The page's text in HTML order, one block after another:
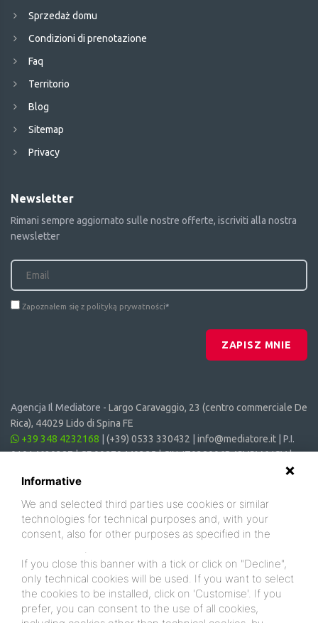
Sprzedaż domu
Condizioni di prenotazione
Faq
Territorio
Blog
Sitemap
Privacy
Newsletter
Rimani sempre aggiornato sulle nostre offerte, iscriviti alla nostra
newsletter
Zapoznałem się z polityką prywatności*
ZAPISZ MNIE
Agencja Il Mediatore - Largo Caravaggio, 23 (centro commerciale De
Rica), 44029 Lido di Spina FE
+39 348 4232168
(+39) 0533 330432 info@mediatore.it | P.I.
01014620387 | CF 00870440385 | CIN: IT038006B4SVSM6JCV |
Informative
We and selected third parties use cookies or similar
technologies for technical purposes and, with your
consent, also for other purposes as specified in the
.
If you close this banner with a tick or click on "Decline",
only technical cookies will be used. If you want to select
the cookies to be installed, click on 'Customise'. If you
prefer, you can consent to the use of all cookies,